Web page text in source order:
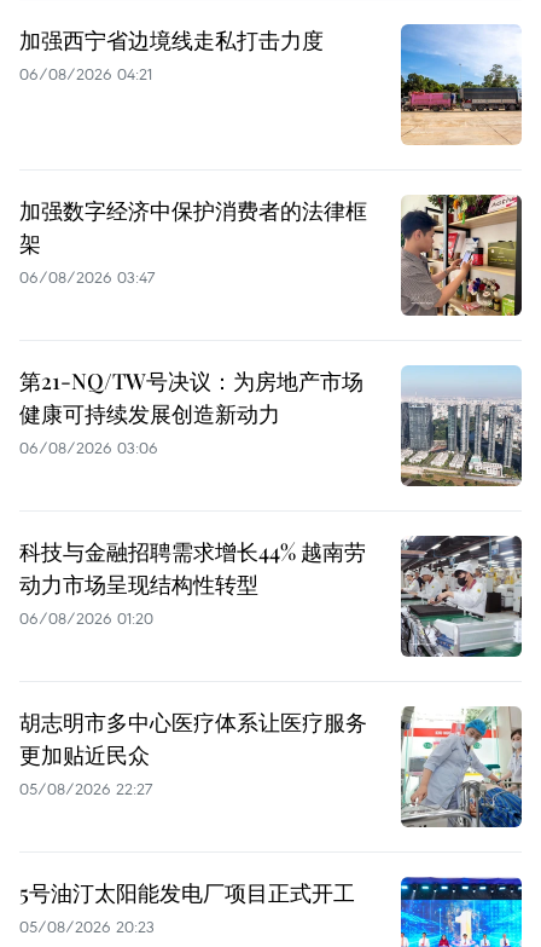
加强西宁省边境线走私打击力度
06/08/2026 04:21
加强数字经济中保护消费者的法律框
架
06/08/2026 03:47
第21-NQ/TW号决议：为房地产市场
健康可持续发展创造新动力
06/08/2026 03:06
科技与金融招聘需求增长44% 越南劳
动力市场呈现结构性转型
06/08/2026 01:20
胡志明市多中心医疗体系让医疗服务
更加贴近民众
05/08/2026 22:27
5号油汀太阳能发电厂项目正式开工
05/08/2026 20:23